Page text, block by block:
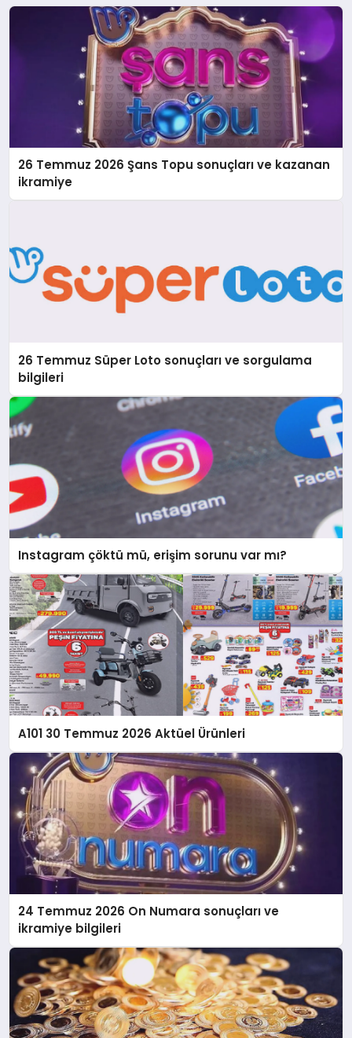
26 Temmuz 2026 Şans Topu sonuçları ve kazanan
ikramiye
26 Temmuz Süper Loto sonuçları ve sorgulama
bilgileri
Instagram çöktü mü, erişim sorunu var mı?
A101 30 Temmuz 2026 Aktüel Ürünleri
24 Temmuz 2026 On Numara sonuçları ve
ikramiye bilgileri